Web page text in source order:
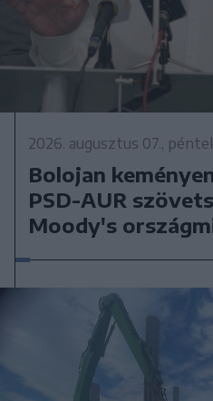
2026. augusztus 07.,
Bolojan
PSD-AUR
Moody's